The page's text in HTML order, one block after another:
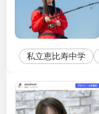
私立恵比寿中学